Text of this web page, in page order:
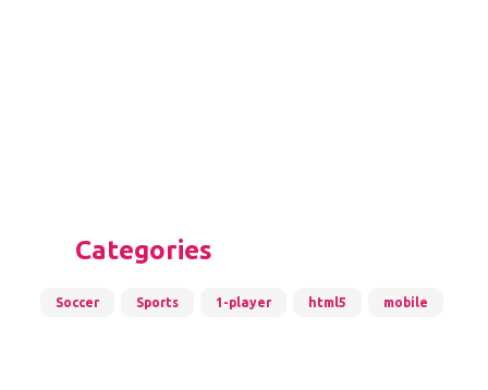
Categories
Soccer Sports 1-player html5 mobile